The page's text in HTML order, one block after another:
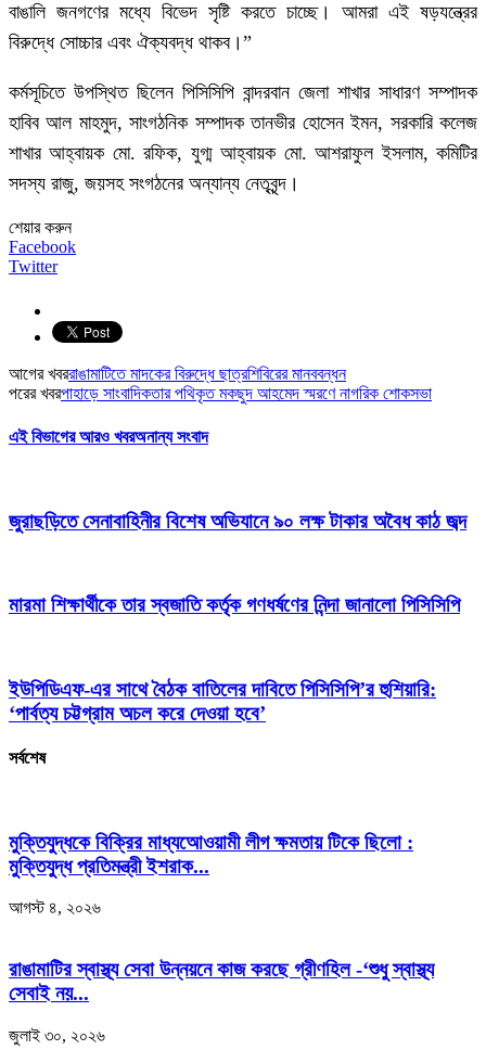
বাঙালি জনগণের মধ্যে বিভেদ সৃষ্টি করতে চাচ্ছে। আমরা এই ষড়যন্ত্রের
বিরুদ্ধে সোচ্চার এবং ঐক্যবদ্ধ থাকব।”
কর্মসূচিতে উপস্থিত ছিলেন পিসিসিপি বান্দরবান জেলা শাখার সাধারণ সম্পাদক
হাবিব আল মাহমুদ, সাংগঠনিক সম্পাদক তানভীর হোসেন ইমন, সরকারি কলেজ
শাখার আহ্বায়ক মো. রফিক, যুগ্ম আহ্বায়ক মো. আশরাফুল ইসলাম, কমিটির
সদস্য রাজু, জয়সহ সংগঠনের অন্যান্য নেতৃবৃন্দ।
শেয়ার করুন
Facebook
Twitter
আগের খবররাঙামাটিতে মাদকের বিরুদ্ধে ছাত্রশিবিরের মানববন্ধন
পরের খবরপাহাড়ে সাংবাদিকতার পথিকৃত মকছুদ আহমেদ স্মরণে নাগরিক শোকসভা
এই বিভাগের আরও খবরঅনান্য সংবাদ
জুরাছড়িতে সেনাবাহিনীর বিশেষ অভিযানে ৯০ লক্ষ টাকার অবৈধ কাঠ জব্দ
মারমা শিক্ষার্থীকে তার স্বজাতি কর্তৃক গণধর্ষণের নিন্দা জানালো পিসিসিপি
ইউপিডিএফ-এর সাথে বৈঠক বাতিলের দাবিতে পিসিসিপি’র হুশিয়ারি:
‘পার্বত্য চট্টগ্রাম অচল করে দেওয়া হবে’
সর্বশেষ
মুক্তিযুদ্ধকে বিক্রির মাধ্যআেওয়ামী লীগ ক্ষমতায় টিকে ছিলো :
মুক্তিযুদ্ধ প্রতিমন্ত্রী ইশরাক...
আগস্ট ৪, ২০২৬
রাঙামাটির স্বাস্থ্য সেবা উন্নয়নে কাজ করছে গ্রীণহিল -‘শুধু স্বাস্থ্য
সেবাই নয়...
জুলাই ৩০, ২০২৬